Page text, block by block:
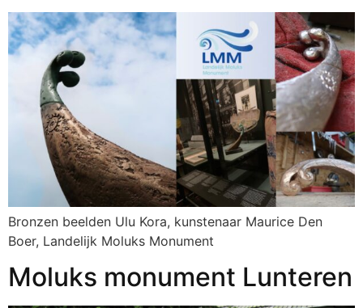
Bronzen beelden Ulu Kora, kunstenaar Maurice Den
Boer, Landelijk Moluks Monument
Moluks monument Lunteren